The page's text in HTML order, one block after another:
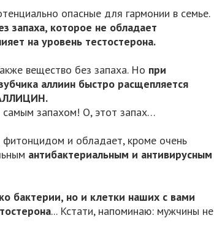
опасные для гармонии в семье.
запаха, которое не обладает
на уровень тестостерона.
вещество без запаха. Но при
аллиин быстро расщепляется
запахом! О, этот запах…
фитонцидом и обладает, кроме очень
антибактериальным и антивирусным
бактерии, но и клетки наших с вами
... Кстати, напоминаю: мужчины не